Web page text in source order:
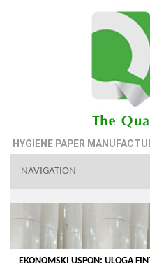
HYGIENE PAPER
NAVIGATION
EKONOMSKI USPON: ULOGA